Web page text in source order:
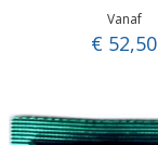
Vanaf
€ 52,50